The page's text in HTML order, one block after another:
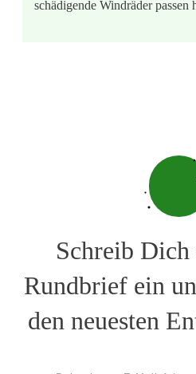
schädigende Windräder passen
Schreib Dich
Rundbrief ein
den neuesten